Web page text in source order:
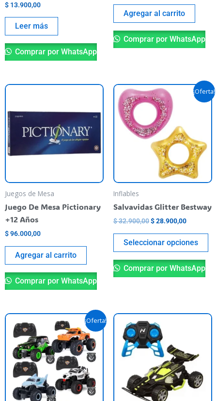
$ 13.900,00
Leer más
Comprar por WhatsApp
Agregar al carrito
Comprar por WhatsApp
Juegos de Mesa
Juego De Mesa Pictionary
+12 Años
$96.000,00
Agregar al carrito
Comprar por WhatsApp
¡Oferta!
Inflables
Salvavidas Glitter Bestway
$32.900,00
El
precio
original
era:
$ 32.900,00.
$28.900,00
El
precio
actual
Seleccionar opciones
se
Comprar por WhatsApp
¡Oferta!
El
precio
original
era:
$ 88.900,00.
El
precio
actual
es:
$ 79.990,00.
Este
producto
opciones